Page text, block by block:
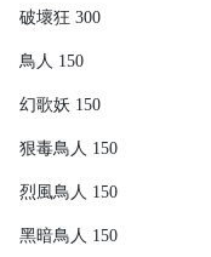
破壞狂 300
鳥人 150
幻歌妖 150
狠毒鳥人 150
烈風鳥人 150
黑暗鳥人 150